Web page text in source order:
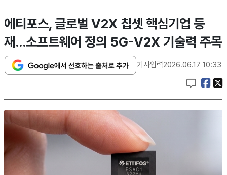
에티포스, 글로벌 V2X 칩셋 핵심기업 등
재…소프트웨어 정의 5G-V2X 기술력 주목
기사입력2026.06.17 10:33